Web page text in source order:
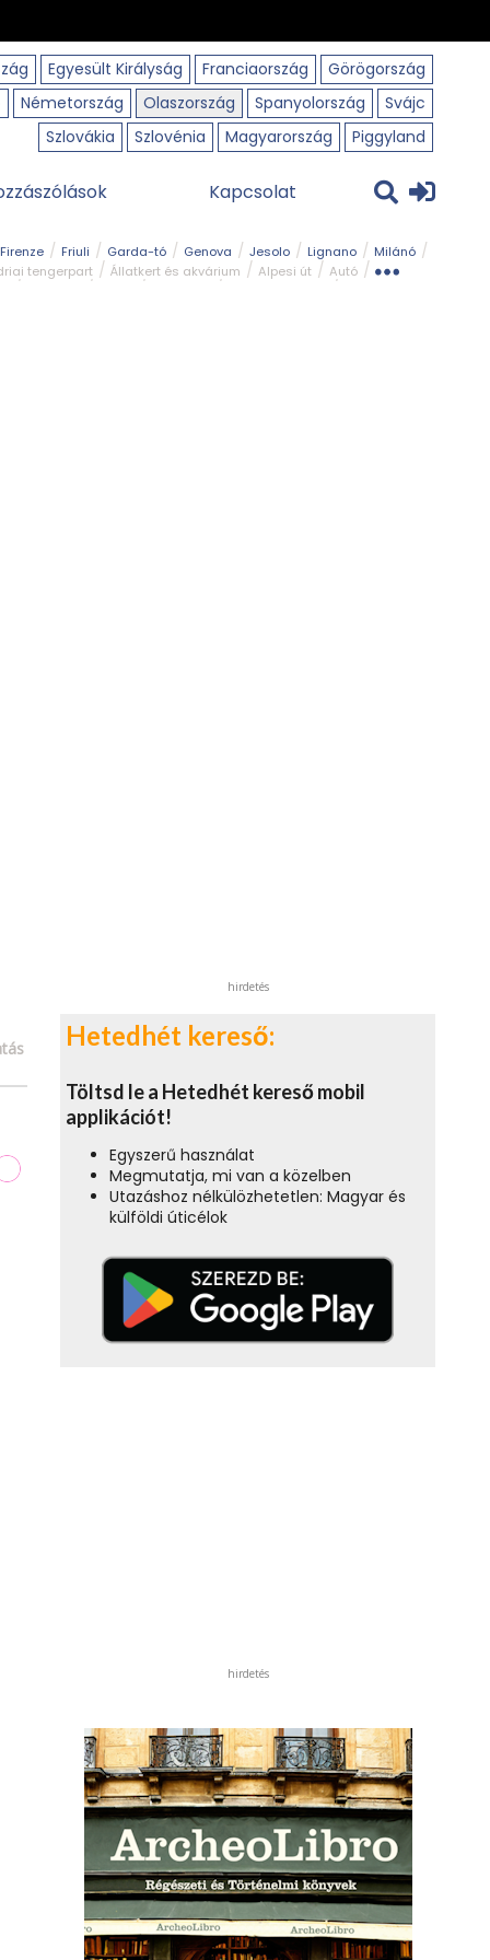
Egyesült Királyság Franciaország
Görögország
Németország Olaszország Spanyolország
Svájc
Szlovákia
Szlovénia Magyarország Piggyland
Kapcsolat
Firenze Friuli Garda-tó Genova Jesolo Lignano
Milánó
tengerpart
Állatkert és akvárium Alpesi út
Autó
hirdetés
Hetedhét kereső:
Töltsd le a Hetedhét kereső mobil
applikációt!
Egyszerű használat
Megmutatja, mi van a közelben
Utazáshoz nélkülözhetetlen: Magyar és
külföldi úticélok
hirdetés